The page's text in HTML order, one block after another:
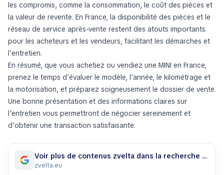
les compromis, comme la consommation, le coût des pièces et
la valeur de revente. En France, la disponibilité des pièces et le
réseau de service après-vente restent des atouts importants
pour les acheteurs et les vendeurs, facilitant les démarches et
l’entretien.
En résumé, que vous achetiez ou vendiez une MINI en France,
prenez le temps d’évaluer le modèle, l’année, le kilométrage et
la motorisation, et préparez soigneusement le dossier de vente.
Une bonne présentation et des informations claires sur
l’entretien vous permettront de négocier sereinement et
d’obtenir une transaction satisfaisante.
Voir plus de contenus zvelta dans la recherche Google
zvelta.eu